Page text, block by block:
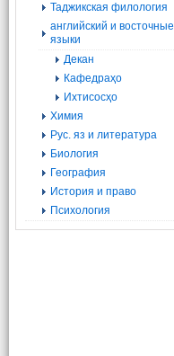
Таджикская филология
английский и восточные
языки
Декан
Кафедраҳо
Ихтисосҳо
Химия
Рус. яз и литература
Биология
География
История и право
Психология